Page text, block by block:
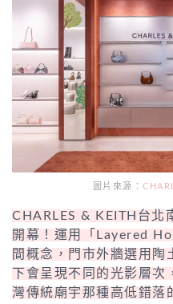
圖片來源：
CHARLES & KEITH台北
開幕！運用「Layered
間概念，門市外牆選用陶
下會呈現不同的光影層
灣傳統廟宇那種高低錯落